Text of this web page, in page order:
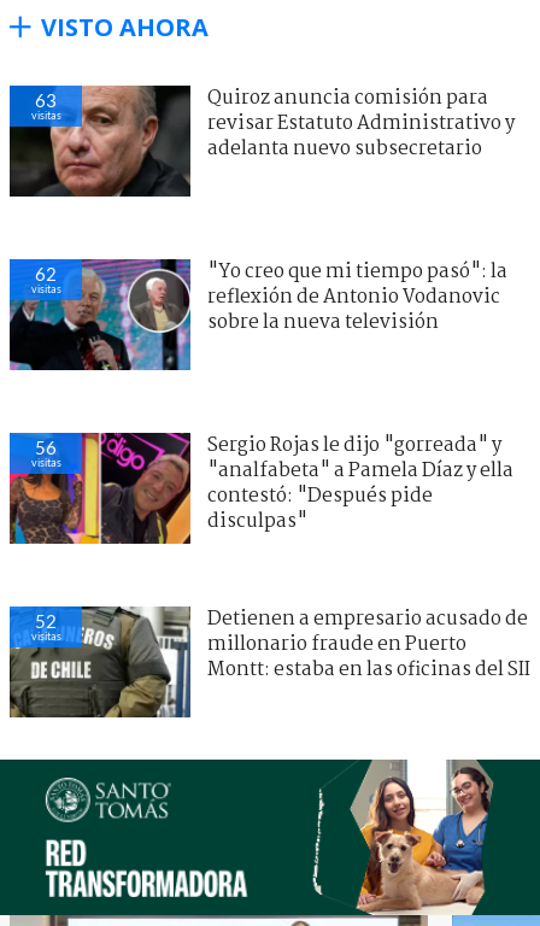
VISTO AHORA
63
visitas
Quiroz anuncia comisión para
revisar Estatuto Administrativo y
adelanta nuevo subsecretario
62
visitas
"Yo creo que mi tiempo pasó": la
reflexión de Antonio Vodanovic
sobre la nueva televisión
56
visitas
Sergio Rojas le dijo "gorreada" y
"analfabeta" a Pamela Díaz y ella
contestó: "Después pide
disculpas"
52
visitas
Detienen a empresario acusado de
millonario fraude en Puerto
Montt: estaba en las oficinas del SII